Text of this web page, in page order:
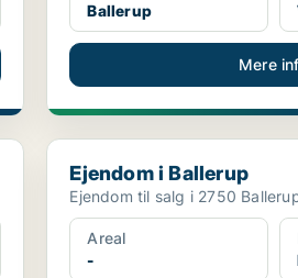
Ballerup
Mere
Ejendom i Ballerup
Ejendom i Ballerup
Ejendom til salg i 2750
Areal
-